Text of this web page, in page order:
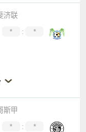
济联
* :
*
斯甲
* :
*